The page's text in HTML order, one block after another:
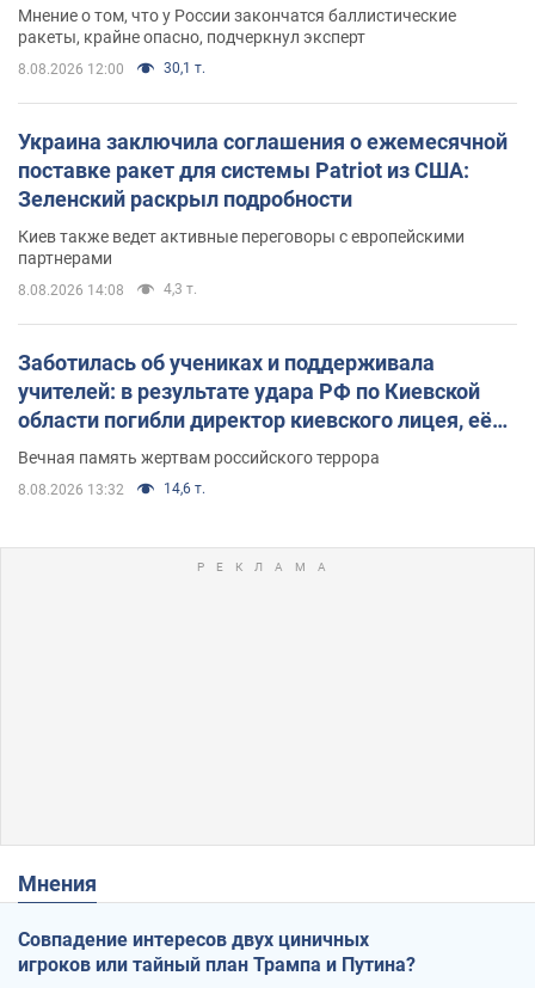
Мнение о том, что у России закончатся баллистические
ракеты, крайне опасно, подчеркнул эксперт
8.08.2026 12:00 30,1 т.
Украина заключила соглашения о ежемесячной
поставке ракет для системы Patriot из США:
Зеленский раскрыл подробности
Киев также ведет активные переговоры с европейскими
партнерами
8.08.2026 14:08 4,3 т.
Заботилась об учениках и поддерживала
учителей: в результате удара РФ по Киевской
области погибли директор киевского лицея, её
муж и внук
Вечная память жертвам российского террора
8.08.2026 13:32 14,6 т.
Мнения
Совпадение интересов двух циничных
игроков или тайный план Трампа и Путина?